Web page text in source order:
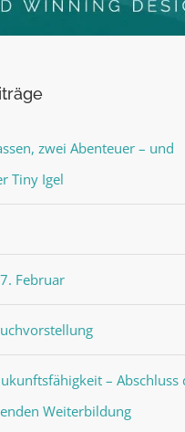
zwei Abenteuer – und
Tiny Igel
Februar
– Abschluss
Weiterbildung